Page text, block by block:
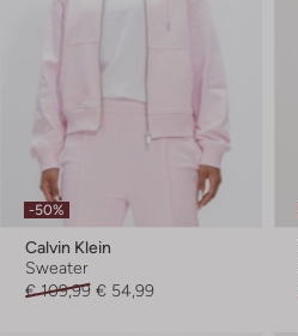
-50%
Calvin Klein
Sweater
€ 109,99 € 54,99